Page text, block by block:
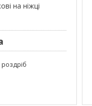
на ніжці